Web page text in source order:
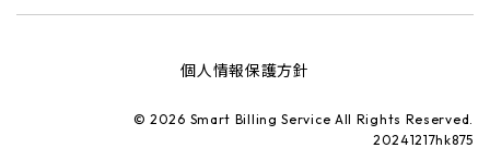
個人情報保護方針
© 2026 Smart Billing Service All Rights Reserved.
20241217hk875